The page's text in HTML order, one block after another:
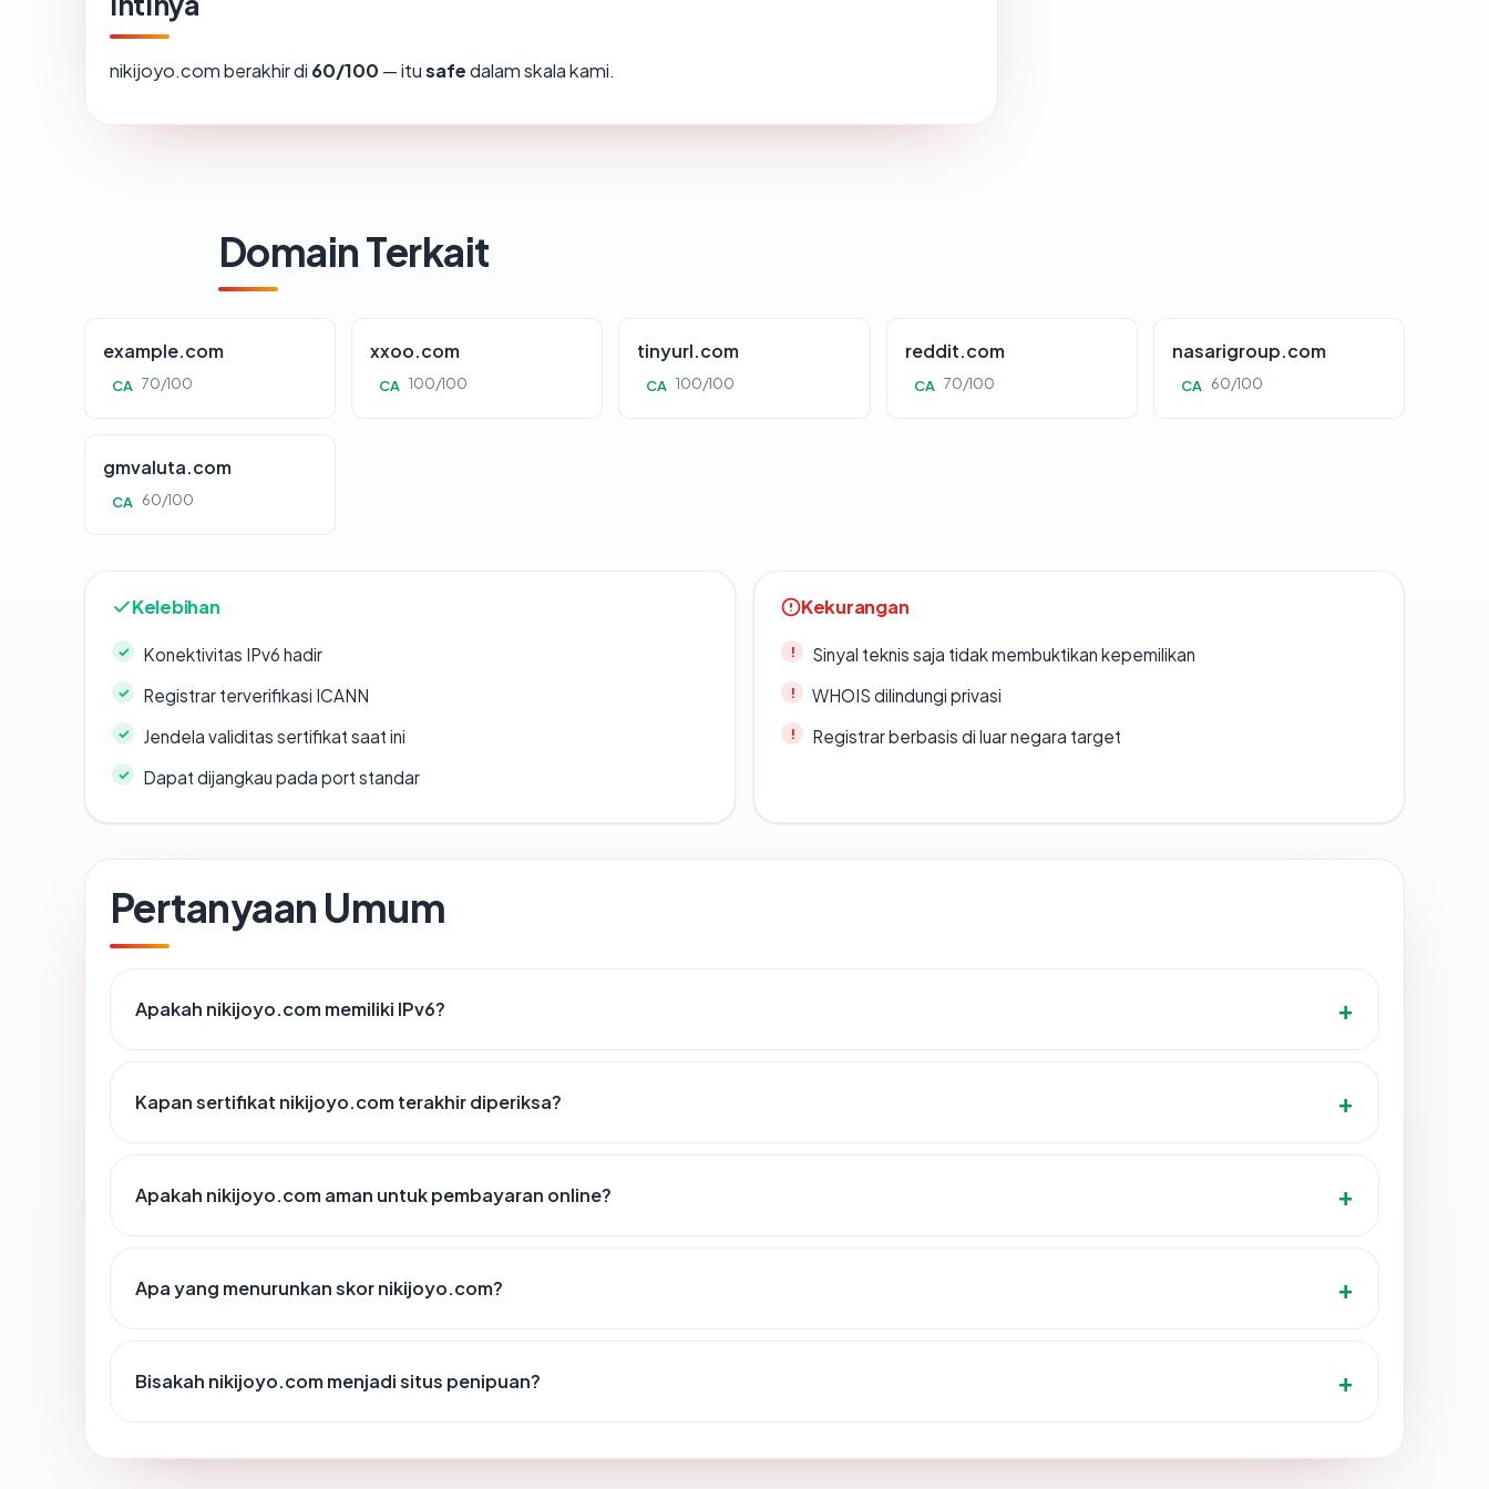
nikijoyo.com berakhir di 60/100 — itusafedalam skala kami.
Domain Terkait
example.com
CA 70/100
xxoo.com
CA 100/100
tinyurl.com
CA 100/100
reddit.com
CA 70/100
nasarigroup.com
CA 60/100
gmvaluta.com
CA 60/100
Kelebihan
Konektivitas IPv6 hadir
Registrar terverifikasi ICANN
Jendela validitas sertifikat saat ini
Dapat dijangkau pada port standar
Kekurangan
Sinyal teknis saja tidak membuktikan kepemilikan
WHOIS dilindungi privasi
Registrar berbasis di luar negara target
Pertanyaan Umum
Apakah nikijoyo.com memiliki IPv6?
Kapan sertifikat nikijoyo.com terakhir diperiksa?
Apakah nikijoyo.com aman untuk pembayaran online?
Apa yang menurunkan skor nikijoyo.com?
Bisakah nikijoyo.com menjadi situs penipuan?